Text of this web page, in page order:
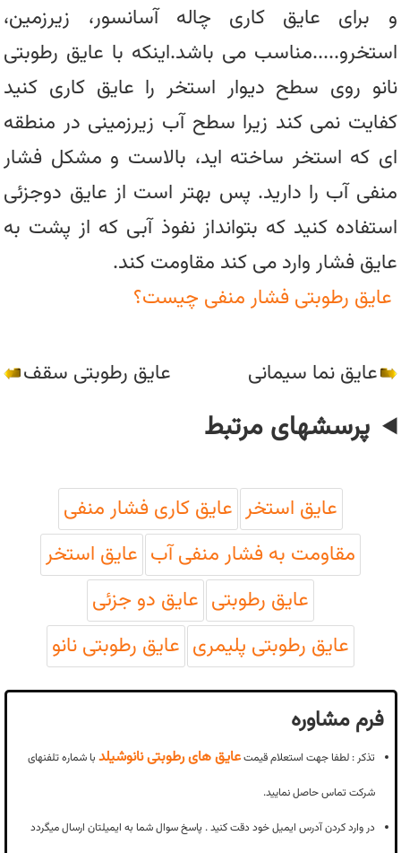
و برای عایق کاری چاله آسانسور، زیرزمین،
استخرو.....مناسب می باشد.اینکه با عایق رطوبتی
نانو روی سطح دیوار استخر را عایق کاری کنید
کفایت نمی کند زیرا سطح آب زیرزمینی در منطقه
ای که استخر ساخته اید، بالاست و مشکل فشار
منفی آب را دارید. پس بهتر است از عایق دوجزئی
استفاده کنید که بتوانداز نفوذ آبی که از پشت به
عایق فشار وارد می کند مقاومت کند.
عایق رطوبتی فشار منفی چیست؟
عایق نما سیمانی عایق رطوبتی سقف
پرسشهای مرتبط
عایق استخر عایق کاری فشار منفی
مقاومت به فشار منفی آب عایق استخر
عایق رطوبتی عایق دو جزئی
عایق رطوبتی پلیمری عایق رطوبتی نانو
فرم مشاوره
تذکر : لطفا جهت استعلام قیمتعایق های رطوبتی نانوشیلد با شماره تلفنهای
شرکت تماس حاصل نمایید.
در وارد کردن آدرس ایمیل خود دقت کنید . پاسخ سوال شما به ایمیلتان ارسال میگردد